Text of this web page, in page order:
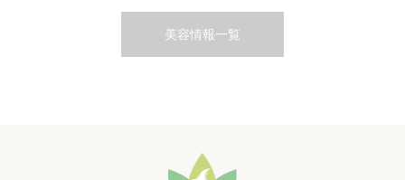
美容情報一覧